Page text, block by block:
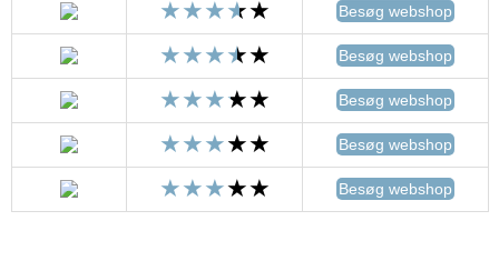
Besøg webshop
Besøg webshop
Besøg webshop
Besøg webshop
Besøg webshop